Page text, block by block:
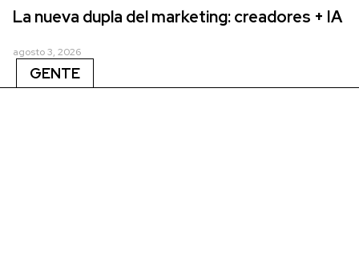
La nueva dupla del marketing: creadores + IA
agosto 3, 2026
GENTE